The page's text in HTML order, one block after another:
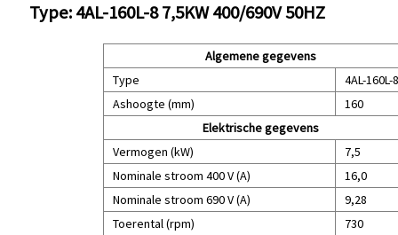
Type: 4AL-160L-8 7,5KW 400/690V 50HZ
Algemene gegevens
Type
4AL-160L-8
Ashoogte (mm)
160
Elektrische gegevens
Vermogen (kW)
7,5
Nominale stroom 400 V (A)
16,0
Nominale stroom 690 V (A)
9,28
Toerental (rpm)
730